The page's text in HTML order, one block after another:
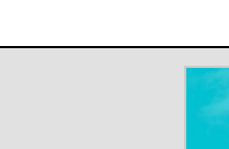
＃